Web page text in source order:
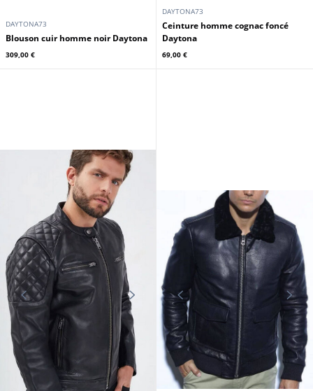
DAYTONA73
Blouson cuir homme noir Daytona
309,00 €
DAYTONA73
Ceinture homme cognac foncé
Daytona
69,00 €